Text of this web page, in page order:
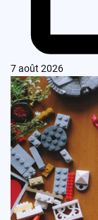
7 août 2026